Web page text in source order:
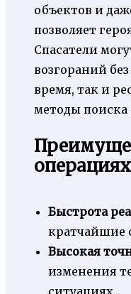
объектов и
позволяет
Спасатели
возгораний
время, так и
методы
операциях
Быстрота
кратчайшие
Высокая
изменения